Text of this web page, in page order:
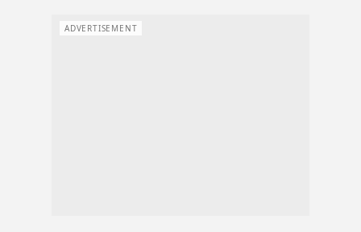
ADVERTISEMENT